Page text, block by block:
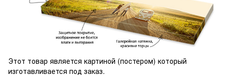
Этот товар является картиной (постером) который
изготавливается под заказ.